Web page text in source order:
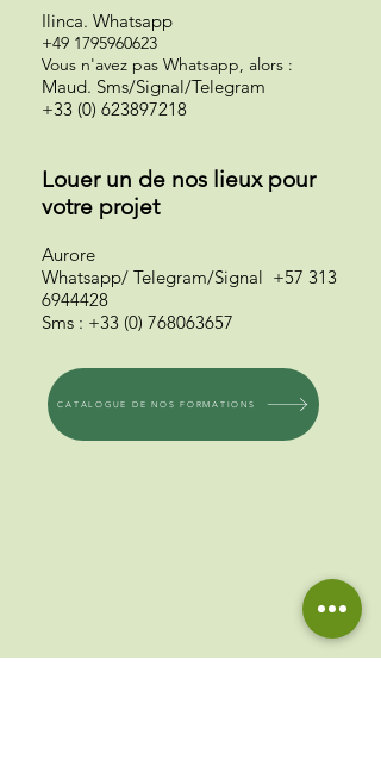
Ilinca. Whatsapp
+49 1795960623
Vous n'avez pas Whatsapp, alors :
Maud. Sms/Signal/Telegram
+33 (0) 623897218
Louer un de nos lieux pour
votre projet
Aurore
Whatsapp/ Telegram/Signal +57 313
6944428
Sms : +33 (0) 768063657
CATALOGUE DE NOS FORMATIONS